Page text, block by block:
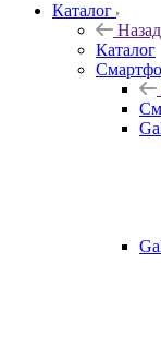
Каталог
Назад
Каталог